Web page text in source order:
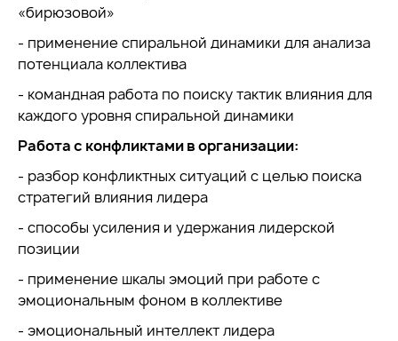
«бирюзовой»
- применение спиральной динамики для анализа
потенциала коллектива
- командная работа по поиску тактик влияния для
каждого уровня спиральной динамики
Работа с конфликтами в организации:
- разбор конфликтных ситуаций с целью поиска
стратегий влияния лидера
- способы усиления и удержания лидерской
позиции
- применение шкалы эмоций при работе с
эмоциональным фоном в коллективе
- эмоциональный интеллект лидера